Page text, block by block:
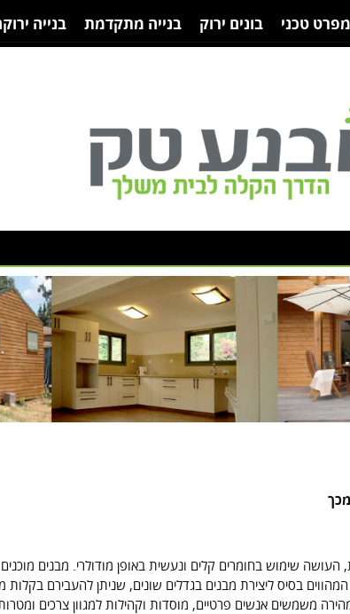
מפרט טכני בונים ירוק בנייה מתקדמת בנייה
שימוש בחומרים קלים ונעשית באופן מודולרי. מבנים מוכנים
בסיס ליצירת מבנים בגדלים שונים, שניתן להעבירם
משמשים אנשים פרטיים, מוסדות וקהילות למגוון צרכים